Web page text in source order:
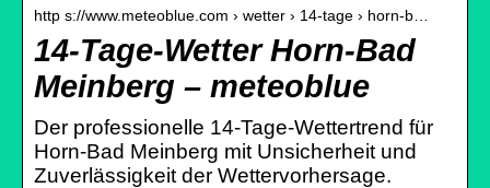
http s://www.meteoblue.com › wetter › 14-tage › horn-b…
14-Tage-Wetter Horn-Bad
Meinberg – meteoblue
Der professionelle 14-Tage-Wettertrend für
Horn-Bad Meinberg mit Unsicherheit und
Zuverlässigkeit der Wettervorhersage.